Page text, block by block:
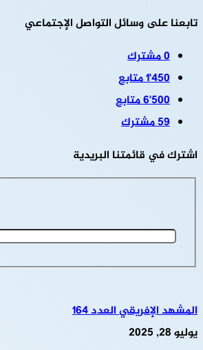
تابعنا على وسائل التواصل الإجتماعي
0مشترك
1٬450متابع
6٬500متابع
59مشترك
اشترك في قائمتنا البريدية
المشهد الإفريقي العدد 164
يوليو 28, 2025